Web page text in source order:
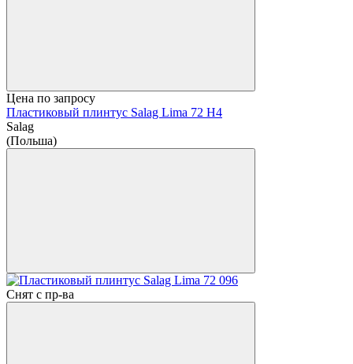
Цена по запросу
Пластиковый плинтус Salag Lima 72 H4
Salag
(Польша)
Снят с пр-ва